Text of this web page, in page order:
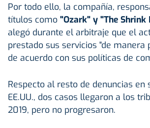
Por todo ello, la compañía,
títulos como "Ozark" y "The Shrink
alegó durante el arbitraje que el
prestado sus servicios "de manera
de acuerdo con sus políticas de
Respecto al resto de denuncias en
EE.UU., dos casos llegaron a los
2019, pero no progresaron.